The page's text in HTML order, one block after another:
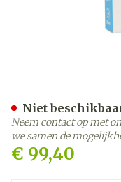
€ 99,40
Niet
Neem contact op met
we samen de